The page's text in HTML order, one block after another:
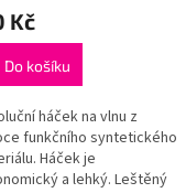
Kč
Do košíku
háček na vlnu z
funkčního syntetického
Háček je
a lehký. Leštěný